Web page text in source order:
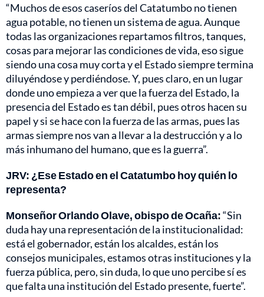
“Muchos de esos caseríos del Catatumbo no tienen
agua potable, no tienen un sistema de agua. Aunque
todas las organizaciones repartamos filtros, tanques,
cosas para mejorar las condiciones de vida, eso sigue
siendo una cosa muy corta y el Estado siempre termina
diluyéndose y perdiéndose. Y, pues claro, en un lugar
donde uno empieza a ver que la fuerza del Estado, la
presencia del Estado es tan débil, pues otros hacen su
papel y si se hace con la fuerza de las armas, pues las
armas siempre nos van a llevar a la destrucción y a lo
más inhumano del humano, que es la guerra”.
JRV: ¿Ese Estado en el Catatumbo hoy quién lo
representa?
Monseñor Orlando Olave, obispo de Ocaña:“Sin
duda hay una representación de la institucionalidad:
está el gobernador, están los alcaldes, están los
consejos municipales, estamos otras instituciones y la
fuerza pública, pero, sin duda, lo que uno percibe sí es
que falta una institución del Estado presente, fuerte”.